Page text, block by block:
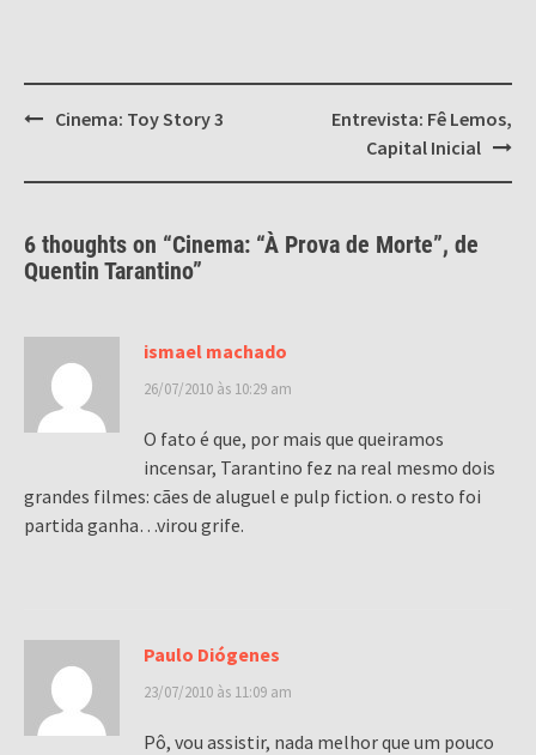
PostCinema: Toy Story 3
Entrevista: Fê Lemos,
Capital Inicial
6 thoughts on “Cinema: “À Prova de Morte”, de
Quentin Tarantino”
ismael machado
26/07/2010 às 10:29 am
O fato é que, por mais que queiramos
incensar, Tarantino fez na real mesmo dois
grandes filmes: cães de aluguel e pulp fiction. o resto foi
partida ganha…virou grife.
Paulo Diógenes
23/07/2010 às 11:09 am
Pô, vou assistir, nada melhor que um pouco